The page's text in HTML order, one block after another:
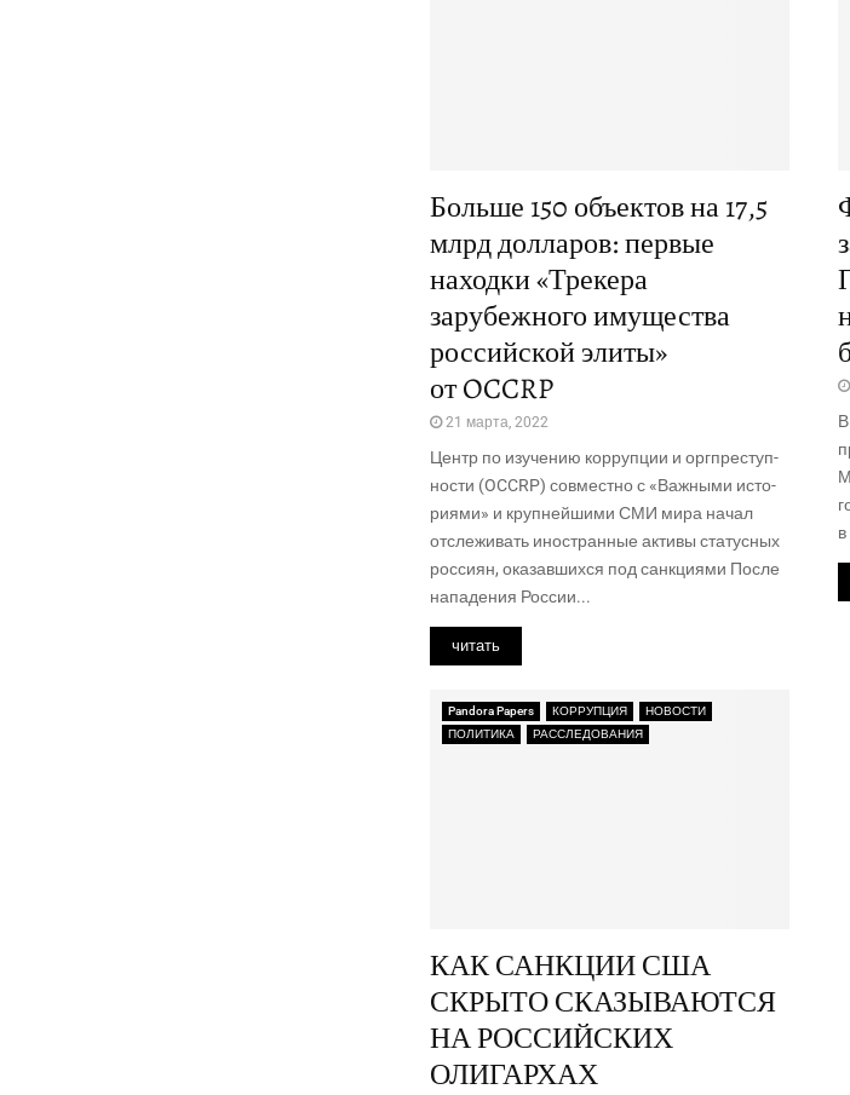
Больше 150 объектов на 17,5
млрд долларов: первые
находки «Трекера
зарубежного имущества
российской элиты»
от OCCRP
21 марта, 2022
Центр по изу­че­нию кор­руп­ции и орг­пре­ступ­
но­сти (OCCRP) сов­мест­но с «Важ­ны­ми исто­
ри­я­ми» и круп­ней­ши­ми СМИ мира начал
отсле­жи­вать ино­стран­ные акти­вы ста­тус­ных
рос­си­ян, ока­зав­ших­ся под санкциями После
напа­де­ния Рос­сии...
читать
Pandora Papers КОРРУПЦИЯ
НОВОСТИ
ПОЛИТИКА
РАССЛЕДОВАНИЯ
КАК САНКЦИИ США
СКРЫТО СКАЗЫВАЮТСЯ
НА РОССИЙСКИХ
ОЛИГАРХАХ